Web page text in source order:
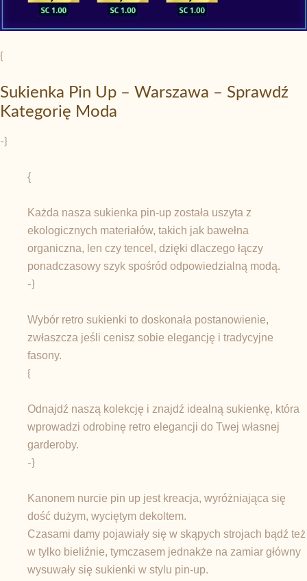
{
Sukienka Pin Up – Warszawa – Sprawdź
Kategorię Moda
-}
{
Każda nasza sukienka pin-up została uszyta z
ekologicznych materiałów, takich jak bawełna
organiczna, len czy tencel, dzięki dlaczego łączy
ponadczasowy szyk spośród odpowiedzialną modą.
-}
Wybór retro sukienki to doskonała postanowienie,
zwłaszcza jeśli cenisz sobie elegancję i tradycyjne
fasony.
{
Odnajdź naszą kolekcję i znajdź idealną sukienkę, która
wprowadzi odrobinę retro elegancji do Twej własnej
garderoby.
-}
Kanonem nurcie pin up jest kreacja, wyróżniająca się
dość dużym, wyciętym dekoltem.
Czasami damy pojawiały się w skąpych strojach bądź też
w tylko bieliźnie, tymczasem jednakże na zamiar główny
wysuwały się sukienki w stylu pin-up.